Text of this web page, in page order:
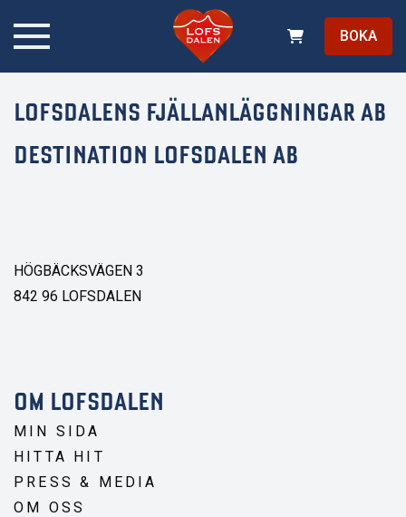
BOKA
LOFSDALENS FJÄLLANLÄGGNINGAR AB
DESTINATION LOFSDALEN AB
HÖGBÄCKSVÄGEN 3
842 96 LOFSDALEN
OM LOFSDALEN
MIN SIDA
HITTA HIT
PRESS & MEDIA
OM OSS